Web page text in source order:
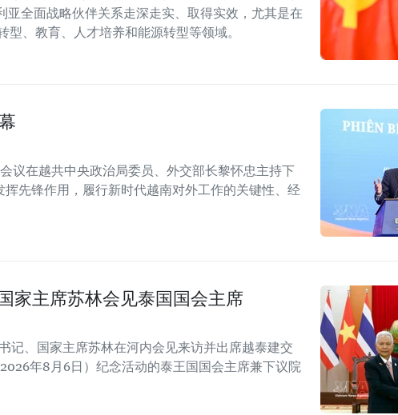
全面战略伙伴关系走深走实、取得实效，尤其是在
型、教育、人才培养和能源转型等领域。
议在越共中央政治局委员、外交部长黎怀忠主持下
挥先锋作用，履行新时代越南对外工作的关键性、经
家主席苏林会见泰国国会主席
记、国家主席苏林在河内会见来访并出席越泰建交
年8月6日）纪念活动的泰王国国会主席兼下议院